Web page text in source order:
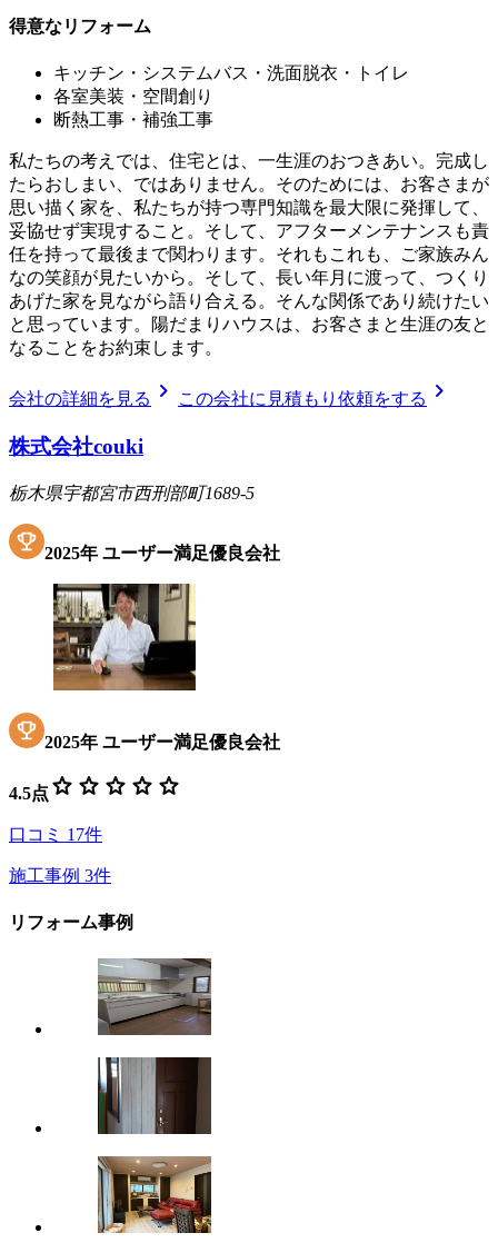
得意なリフォーム
キッチン・システムバス・洗面脱衣・トイレ
各室美装・空間創り
断熱工事・補強工事
私たちの考えでは、住宅とは、一生涯のおつきあい。完成し
たらおしまい、ではありません。そのためには、お客さまが
思い描く家を、私たちが持つ専門知識を最大限に発揮して、
妥協せず実現すること。そして、アフターメンテナンスも責
任を持って最後まで関わります。それもこれも、ご家族みん
なの笑顔が見たいから。そして、長い年月に渡って、つくり
あげた家を見ながら語り合える。そんな関係であり続けたい
と思っています。陽だまりハウスは、お客さまと生涯の友と
なることをお約束します。
会社の詳細を見る chevron_right この会社に見積もり依頼をする chevron_right
株式会社couki
栃木県宇都宮市西刑部町1689-5
2025年 ユーザー満足優良会社
2025年 ユーザー満足優良会社
4.5点 star star star star star
口コミ 17件
施工事例 3件
リフォーム事例